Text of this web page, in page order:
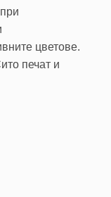
цветове.
печат и